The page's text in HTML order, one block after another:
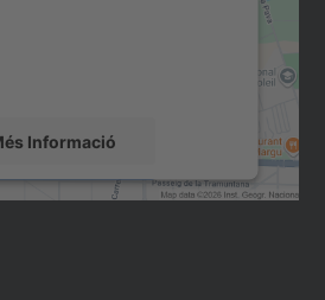
Informació
Accepta